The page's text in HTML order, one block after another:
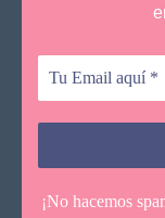
¡No hacemos